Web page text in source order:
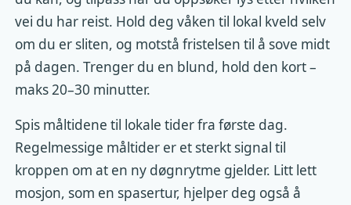
vei du har reist. Hold deg våken til lokal kveld selv
om du er sliten, og motstå fristelsen til å sove midt
på dagen. Trenger du en blund, hold den kort –
maks 20–30 minutter.
Spis måltidene til lokale tider fra første dag.
Regelmessige måltider er et sterkt signal til
kroppen om at en ny døgnrytme gjelder. Litt lett
mosjon, som en spasertur, hjelper deg også å